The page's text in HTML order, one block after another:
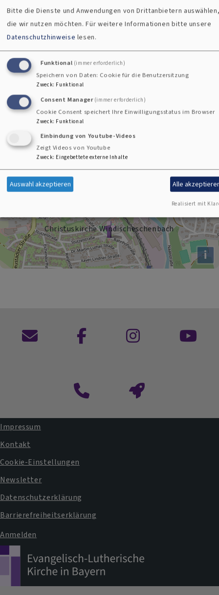
Kirche
Christuskirche
Bahnhofstr. 32, 92670 Windischeschenbach
Christuskirche Windischeschenbach
+
−
i
Kontaktformular
Fußbereichsmenü
Impressum
Kontakt
Cookie-Einstellungen
Newsletter
Datenschutzerklärung
Barrierefreiheitserklärung
Benutzermenü
Anmelden
Bitte die Dienste und Anwendungen von Drittanbietern
die wir nutzen möchten.Für weitere Informationen bitte unsere
Datenschutzhinweise lesen.
Funktional (immer erforderlich)
Speichern von Daten: Cookie für die Benutzersitzung
Zweck: Funktional
Consent Manager (immer erforderlich)
Cookie Consent speichert Ihre Einwilligungsstatus im Browser
Zweck: Funktional
Einbindung von Youtube-Videos
Zeigt Videos von Youtube
Zweck: Eingebettete externe Inhalte
Auswahl akzeptieren Alle
Realisiert mit